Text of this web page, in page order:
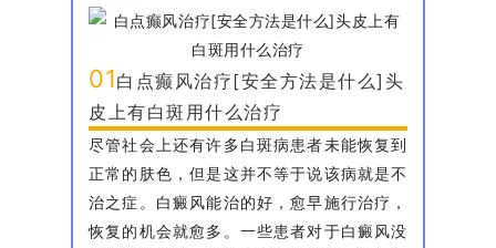
01白点癫风治疗[安全方法是什么]头
皮上有白斑用什么治疗
尽管社会上还有许多白斑病患者未能恢复到
正常的肤色，但是这并不等于说该病就是不
治之症。白癜风能治的好，愈早施行治疗，
恢复的机会就愈多。一些患者对于白癜风没